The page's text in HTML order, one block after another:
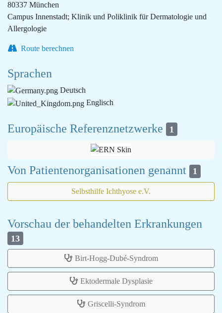
80337 München
Campus Innenstadt; Klinik und Poliklinik für Dermatologie und
Allergologie
Route berechnen
Sprachen
Deutsch
Englisch
Europäische Referenznetzwerke 1
Von Patientenorganisationen genannt 1
Selbsthilfe Ichthyose e.V.
Vorschau der behandelten Erkrankungen
13
Birt-Hogg-Dubé-Syndrom
Ektodermale Dysplasie
Griscelli-Syndrom